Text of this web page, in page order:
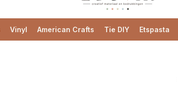
Vinyl American Crafts Tie DIY Etspasta